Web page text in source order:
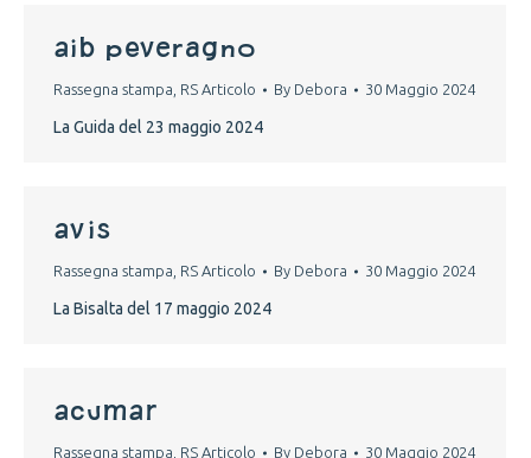
aib peveragno
Rassegna stampa RS Articolo By Debora 30 Maggio 2024
La Guida del 23 maggio 2024
avis
Rassegna stampa RS Articolo By Debora 30 Maggio 2024
La Bisalta del 17 maggio 2024
acumar
Rassegna stampa RS Articolo By Debora 30 Maggio 2024